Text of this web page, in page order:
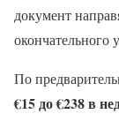
документ
окончательного
По
€15 до €238 в